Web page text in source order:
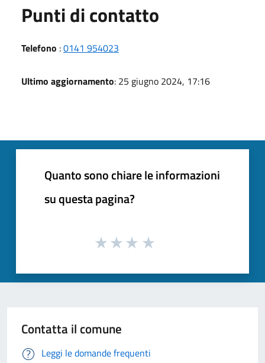
Punti di contatto
Telefono :0141 954023
Ultimo aggiornamento: 25 giugno 2024, 17:16
Quanto sono chiare le informazioni
su questa pagina?
Contatta il comune
Leggi le domande frequenti